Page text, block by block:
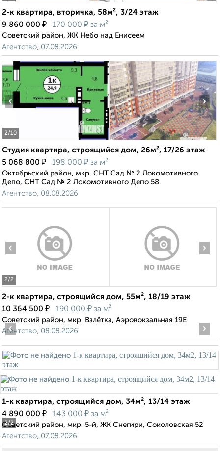
2-к квартира, вторичка, 58м², 3/24 этаж
9 860 000 ₽ 170 000 ₽ за м²
Советский район, ЖК Небо над Енисеем
Агентство, 07.08.2026
2/10
‹ ›
Студия квартира, строящийся дом, 26м², 17/26 этаж
5 068 800 ₽ 198 000 ₽ за м²
Октябрьский район, мкр. СНТ Сад № 2 Локомотивного
Депо, СНТ Сад № 2 Локомотивного Депо 58
Агентство, 08.08.2026
2/2
‹ ›
2-к квартира, строящийся дом, 55м², 18/19 этаж
10 364 500 ₽ 190 000 ₽ за м²
Советский район, мкр. Взлётка, Аэровокзальная 19Е
Агентство, 08.08.2026
2/2
‹ ›
1-к квартира, строящийся дом, 34м², 13/14 этаж
4 890 000 ₽ 143 000 ₽ за м²
Советский район, мкр. 5-й, ЖК Снегири, Соколовская 52
Агентство, 07.08.2026